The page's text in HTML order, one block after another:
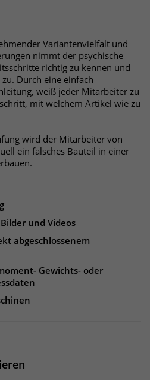
Variantenvielfalt und
nimmt der psychische
richtig zu kennen und
Durch eine einfach
weiß jeder Mitarbeiter zu
mit welchem Artikel wie zu
wird der Mitarbeiter von
ein falsches Bauteil in einer
und Videos
abgeschlossenem
Gewichts- oder